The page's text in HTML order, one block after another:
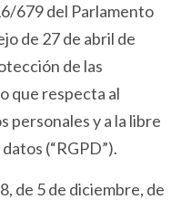
679 del Parlamento
de 27 de abril de
de las
que respecta al
personales y a la libre
(“RGPD”).
de 5 de diciembre, de